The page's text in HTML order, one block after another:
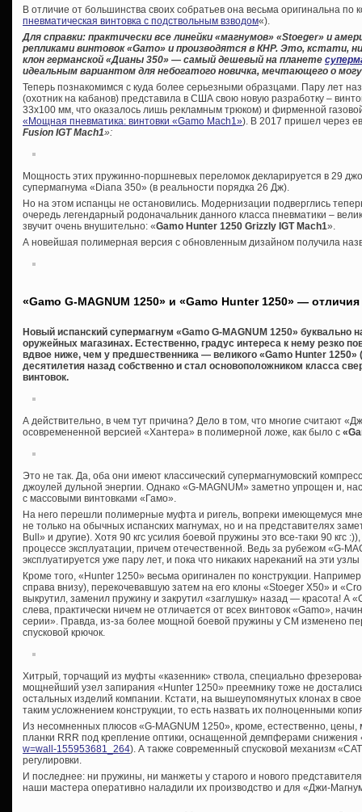
В отличие от большинства своих собратьев она весьма оригинальна по
пневматическая винтовка с подствольным взводом«).
Для справки: практически все линейки «магнумов» «Stoeger» и
репликами винтовок «Gamo» и производятся в КНР. Это, кстати,
клон германской «Дианы 350» — самый дешевый на планете
идеальным вариантом для небогатого новичка, мечтающего о
Теперь познакомимся с куда более серьезными образцами. Пару лет
(охотник на кабанов) представила в США свою новую разработку –
33х100 мм, что оказалось лишь рекламным трюком) и фирменной
«Мощная пневматика: винтовки «Gamo Maсh1»). В 2017 пришел через
Fusion IGT Mach1»:
Мощность этих пружинно-поршневых переломок декларируется в 29
супермагнума «Diana 350» (в реальности порядка 26 Дж).
Но на этом испанцы не остановились. Модернизации подверглись
очередь легендарный родоначальник данного класса пневматики –
звучит очень внушительно: «Gamo Hunter 1250 Grizzly IGT Mach1».
А новейшая полимерная версия с обновленным дизайном получила
«Gamo G-MAGNUM 1250» и «Gamo Hunter 1250» —
Новый испанский супермагнум «Gamo G-MAGNUM 1250» буквально
оружейных магазинах. Естественно, градус интереса к нему резко
вдвое ниже, чем у предшественника — великого «Gamo Hunter 1250»
десятилетия назад собственно и стал основоположником класса
винтовок.
А действительно, в чем тут причина? Дело в том, что многие считают
осовремененной версией «Хантера» в полимерной ложе, как было с
Это не так. Да, оба они имеют классический супермагнумовский
джоулей дульной энергии. Однако «G-MAGNUM» заметно упрощен и,
с массовыми винтовками «Гамо».
На него перешли полимерные муфта и ригель, вопреки имеющемуся
не только на обычных испанских магнумах, но и на представителях
Bull» и другие). Хотя 90 кгс усилия боевой пружины это все-таки 90 кгс
процессе эксплуатации, причем отечественной. Ведь за рубежом «G-
эксплуатируется уже пару лет, и пока что никаких нареканий на эти
Кроме того, «Hunter 1250» весьма оригинален по конструкции.
справа внизу), перекочевавшую затем на его клоны «Stoeger Х50» и
выкрутил, заменил пружину и закрутил «заглушку» назад — красота! А
слева, практически ничем не отличается от всех винтовок «Gamo»,
серии». Правда, из-за более мощной боевой пружины у СМ изменено
спусковой крючок.
Хитрый, торчащий из муфты «казенник» ствола, специально
мощнейший узел запирания «Hunter 1250» преемнику тоже не
остальных изделий компании. Кстати, на вышеупомянутых клонах в
таким усложнением конструкции, то есть назвать их полноценными
Из несомненных плюсов «G-MAGNUM 1250», кроме, естественно,
планки RRR под крепление оптики, оснащенной демпферами снижения
w=wall-155953681_264). А также современный спусковой механизм
регулировки.
И последнее: ни пружины, ни манжеты у старого и нового
наши мастера оперативно наладили их производство и для «Джи-